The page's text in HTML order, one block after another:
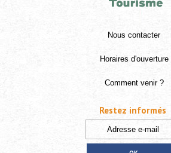
Nous contacter
Horaires d'ouverture
Comment venir ?
Restez informés